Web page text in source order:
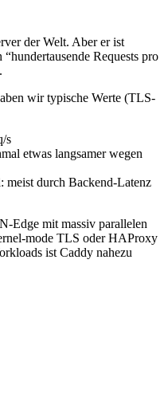
der Welt. Aber er ist
Requests pro
wir typische Werte (TLS-
s
etwas langsamer wegen
: meist durch Backend-Latenz
Edge mit massiv parallelen
mode TLS oder HAProxy
ist Caddy nahezu